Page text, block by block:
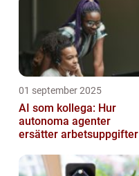
01 september 2025
AI som kollega: Hur
autonoma agenter
ersätter arbetsuppgifter